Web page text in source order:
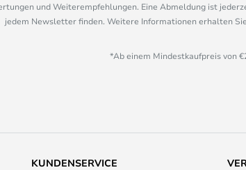
und Weiterempfehlungen. Eine Abmeldung ist
jedem Newsletter finden. Weitere Informationen erhalten
*Ab einem Mindestkaufpreis von
KUNDENSERVICE